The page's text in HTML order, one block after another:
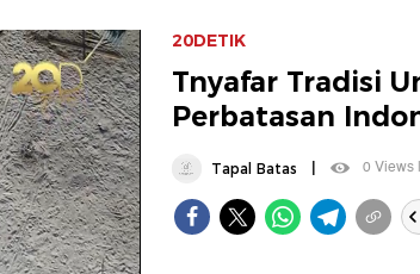
20DETIK
Tnyafar Tradisi
Perbatasan
Tapal Batas | 0 Views